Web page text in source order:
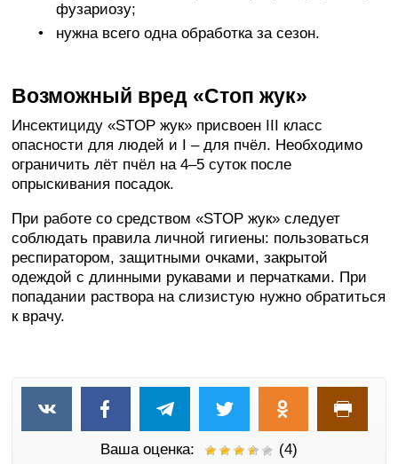
фузариозу;
нужна всего одна обработка за сезон.
Возможный вред «Стоп жук»
Инсектициду «STOP жук» присвоен III класс
опасности для людей и I – для пчёл. Необходимо
ограничить лёт пчёл на 4–5 суток после
опрыскивания посадок.
При работе со средством «STOP жук» следует
соблюдать правила личной гигиены: пользоваться
респиратором, защитными очками, закрытой
одеждой с длинными рукавами и перчатками. При
попадании раствора на слизистую нужно обратиться
к врачу.
Ваша оценка: (4)